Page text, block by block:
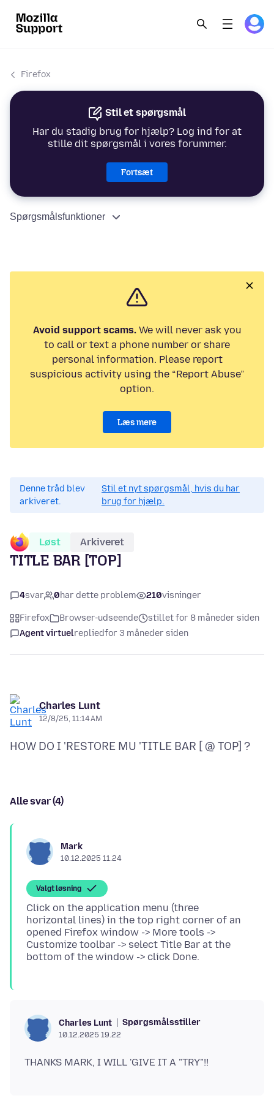
Firefox
Stil et spørgsmål
Har du stadig brug for hjælp? Log ind for at
stille dit spørgsmål i vores forummer.
Fortsæt
Spørgsmålsfunktioner
Avoid support scams.We will never ask you
to call or text a phone number or share
personal information. Please report
suspicious activity using the “Report Abuse”
option.
Læs mere
Denne tråd blev
arkiveret.
Stil et nyt spørgsmål, hvis du har
brug for hjælp.
Løst Arkiveret
TITLE BAR [TOP]
4svar 0har dette problem 210visninger
Firefox Browser-udseende
stillet for 8 måneder siden
Agent virtuelrepliedfor 3 måneder siden
Charles Lunt
12/8/25, 11:14 AM
Alle svar (4)
Mark
10.12.2025 11.24
Valgt løsning
Click on the application menu (three
horizontal lines) in the top right corner of an
opened Firefox window -> More tools ->
Customize toolbar -> select Title Bar at the
Charles Lunt Spørgsmålsstiller
10.12.2025 19.22